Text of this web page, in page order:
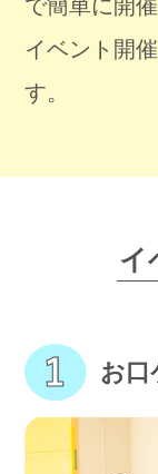
で簡単に開
イベント開
す。
イ
お口